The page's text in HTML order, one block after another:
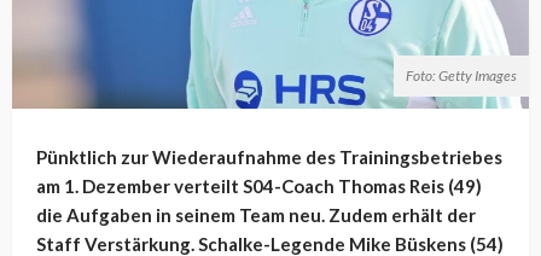
Foto: Getty Images
Pünktlich zur Wiederaufnahme des Trainingsbetriebes
am 1. Dezember verteilt S04-Coach Thomas Reis (49)
die Aufgaben in seinem Team neu. Zudem erhält der
Staff Verstärkung. Schalke-Legende Mike Büskens (54)